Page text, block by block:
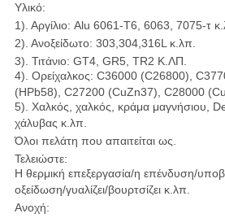
Υλικό:
1). Αργίλιο: Alu 6061-T6, 6063, 7075-τ
2). Ανοξείδωτο: 303,304,316L κ.λπ.
3). Τιτάνιο: GT4, GR5, TR2 Κ.ΛΠ.
4). Ορείχαλκος: C36000 (C26800),
(HPb58), C27200 (CuZn37), C28000
5). Χαλκός, χαλκός, κράμα μαγνήσιου,
χάλυβας κ.λπ.
Όλοι πελάτη που απαιτείται ως.
Τελειώστε:
Η θερμική επεξεργασία/η επένδυση/
οξείδωση/γυαλίζει/βουρτσίζει κ.λπ.
Ανοχή: